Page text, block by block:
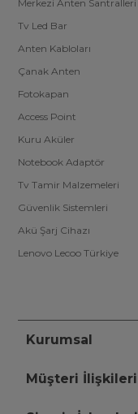
Merkezi Anten Santralleri
Tv Led Bar
Anten Kabloları
Çanak Anten
Fotokapan
Access Point
Kuru Aküler
Notebook Adaptör
Tv Tamir Malzemeleri
Güvenlik Sistemleri
Akü Şarj Cihazı
Lenovo Lecoo Türkiye
Kurumsal
Müşteri İlişkileri